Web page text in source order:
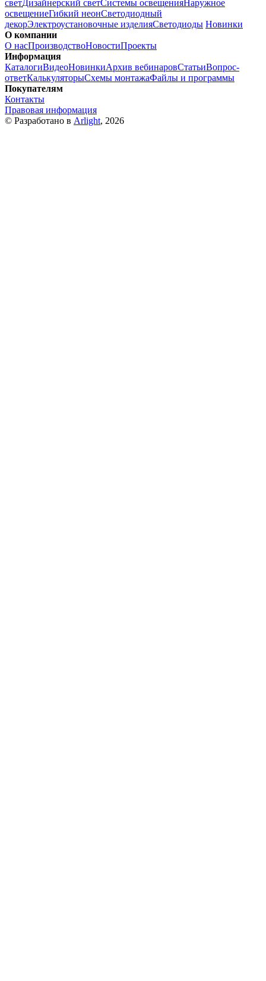
светДизайнерский светСистемы освещенияНаружное
освещениеГибкий неонСветодиодный
декорЭлектроустановочные изделияСветодиоды Новинки
О компании
О насПроизводствоНовостиПроекты
Информация
КаталогиВидеоНовинкиАрхив вебинаровСтатьиВопрос-
ответКалькуляторыСхемы монтажаФайлы и программы
Покупателям
Контакты
Правовая информация
© Разработано в Arlight, 2026